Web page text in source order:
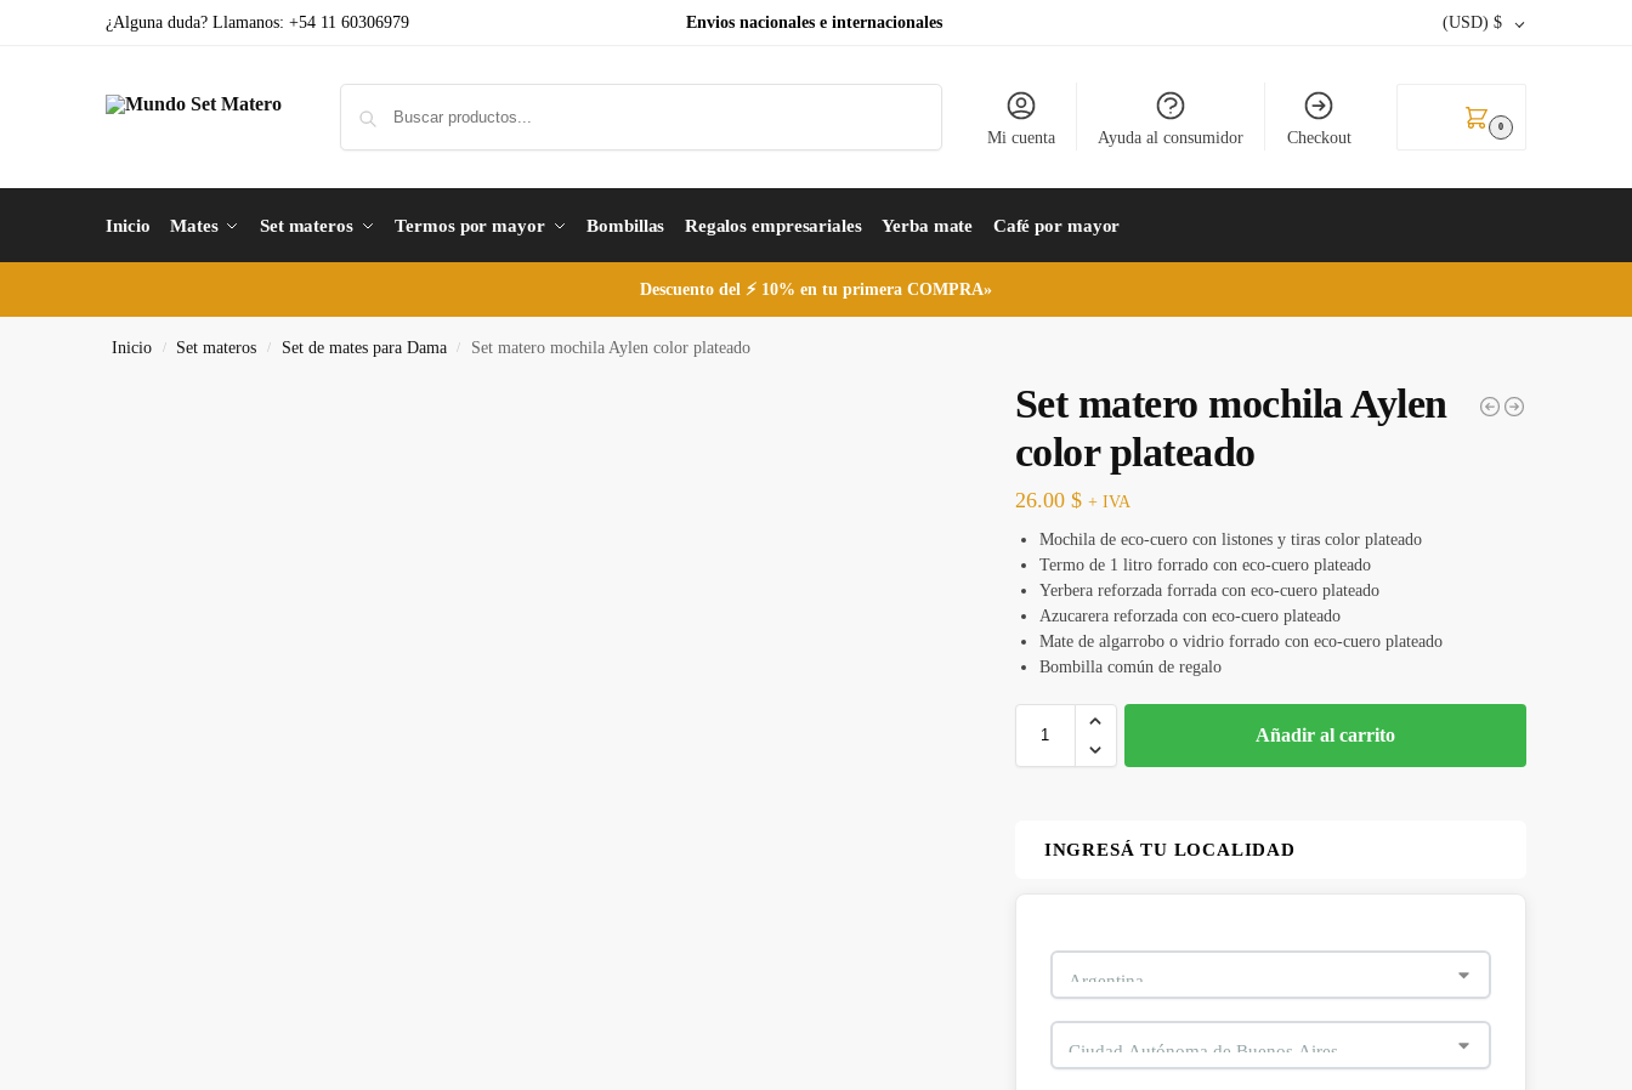
¿Alguna duda? Llamanos: +54 11 60306979 Envios nacionales e internacionales (USD) $
Mi cuenta Ayuda al consumidor Checkout
0
Inicio Mates Set materos Termos por mayor Bombillas Regalos empresariales Yerba mate Café por mayor
Descuento del ⚡ 10% en tu primera COMPRA»
Inicio / Set materos / Set de mates para Dama / Set matero mochila Aylen color plateado
Set matero mochila Aylen
color plateado
26.00 $ + IVA
Mochila de eco-cuero con listones y tiras color plateado
Termo de 1 litro forrado con eco-cuero plateado
Yerbera reforzada forrada con eco-cuero plateado
Azucarera reforzada con eco-cuero plateado
Mate de algarrobo o vidrio forrado con eco-cuero plateado
Bombilla común de regalo
Añadir al carrito
INGRESÁ TU LOCALIDAD